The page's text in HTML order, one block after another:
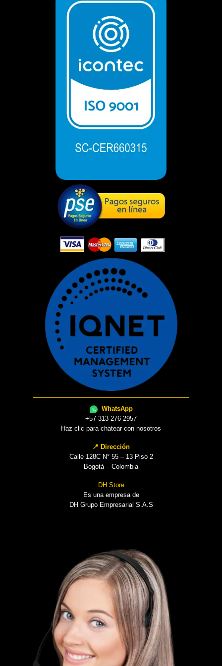
WhatsApp
+57 313 276 2957
Haz clic para chatear con nosotros
📍 Dirección
Calle 128C N° 55 – 13 Piso 2
Bogotá – Colombia
DH Store
Es una empresa de
DH Grupo Empresarial S.A.S